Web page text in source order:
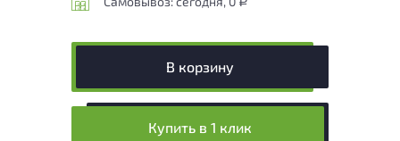
В корзину
Купить в 1 клик